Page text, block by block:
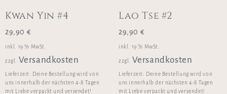
Kwan Yin #4
29,90 €
inkl. 19 % MwSt.
zzgl. Versandkosten
Lieferzeit: Deine Bestellung wird von
uns innerhalb der nächsten 4-8 Tagen
mit Liebe verpackt und versendet!
Lao Tse #2
29,90 €
inkl. 19 % MwSt.
zzgl. Versandkosten
Lieferzeit: Deine Bestellung wird von
uns innerhalb der nächsten 4-8 Tagen
mit Liebe verpackt und versendet!